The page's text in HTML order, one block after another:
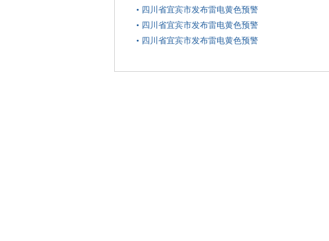
• 四川省宜宾市发布雷电黄色预警
• 四川省宜宾市发布雷电黄色预警
• 四川省宜宾市发布雷电黄色预警